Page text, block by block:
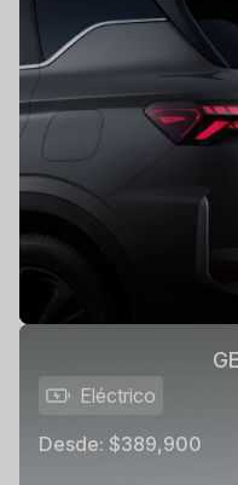
Eléctrico
Desde: $389,900